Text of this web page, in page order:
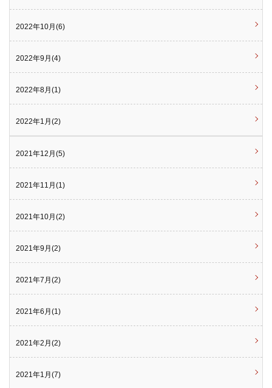
2022年10月(6)
2022年9月(4)
2022年8月(1)
2022年1月(2)
2021年12月(5)
2021年11月(1)
2021年10月(2)
2021年9月(2)
2021年7月(2)
2021年6月(1)
2021年2月(2)
2021年1月(7)